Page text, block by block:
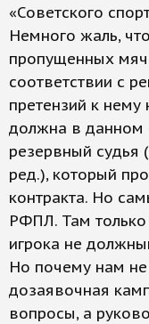
«Советского
Немного жаль,
пропущенных
соответствии с
претензий к нему
должна в данном
резервный судья
ред.), который
контракта. Но
РФПЛ. Там
игрока не
Но почему нам не
дозаявочная
вопросы, а